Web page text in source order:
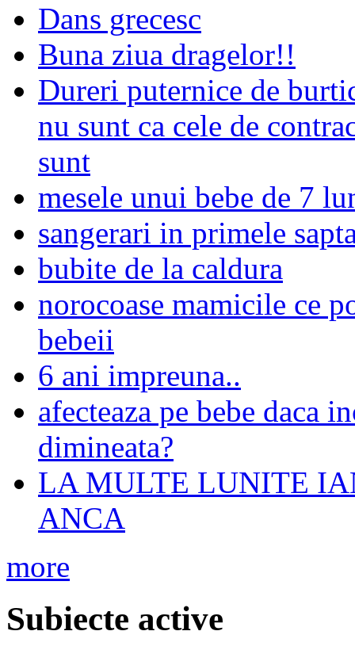
Dans grecesc
Buna ziua dragelor!!
Dureri puternice de
nu sunt ca cele de
sunt
mesele unui bebe de 7
sangerari in primele
bubite de la caldura
norocoase mamicile ce
bebeii
6 ani impreuna..
afecteaza pe bebe daca
dimineata?
LA MULTE LUNITE
ANCA
more
Subiecte active